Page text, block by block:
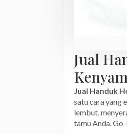
Jual
Jual Handuk
satu cara yang
lembut,
tamu Anda.